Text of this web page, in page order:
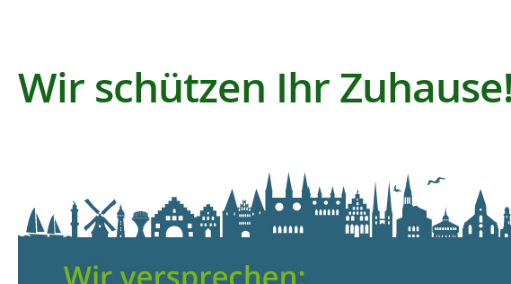
Wir schützen Ihr Zuhause!